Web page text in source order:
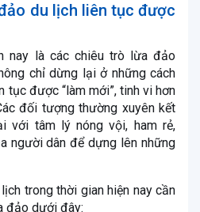
du lịch liên tục được
nay là các chiêu trò lừa đảo
chỉ dừng lại ở những cách
tục được “làm mới”, tinh vi hơn
đối tượng thường xuyên kết
với tâm lý nóng vội, ham rẻ,
người dân để dựng lên những
trong thời gian hiện nay cần
đảo dưới đây: